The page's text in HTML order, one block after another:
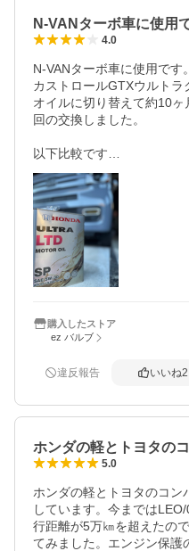
N-VANターボ車に使用
4.0
N-VANターボ車に使用です。
カストロールGTXウルト
オイルに切り替えて約10
回の交換しました。
以下比較です
↓
・一回交換分で約1,000円お
・交換前のオイル状態は変
・エンジン音の変化は感じ
・燃費変化無し
ということで今自宅にある
方向でエンジンオイルをチ
新車購入から2年間4500〜
抜いたオイルが真っ黒でか
購入したストア
ez バルブ
違反報告 いいね2
ホンダの軽とトヨタの
5.0
ホンダの軽とトヨタのコン
しています。今までは
行距離が5万㎞を超えたの
てみました。エンジン保護